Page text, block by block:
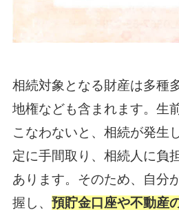
相続対象となる財産は多種
地権なども含まれます。生
こなわないと、相続が発生
定に手間取り、相続人に負
あります。そのため、自分
握し、 預貯金口座や不動産